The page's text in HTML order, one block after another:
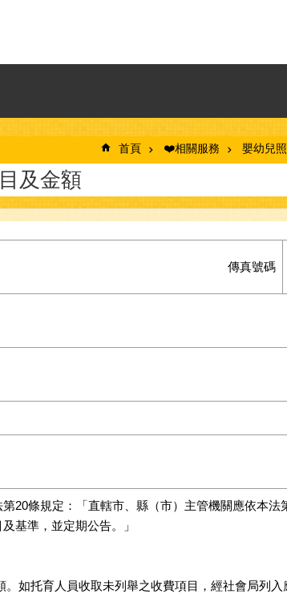
首頁 ❤️相關服務 嬰幼兒
及金額
傳真號碼
20條規定：「直轄市、縣（市）主管機關應依本
基準，並定期公告。」
如托育人員收取未列舉之收費項目，經社會局列